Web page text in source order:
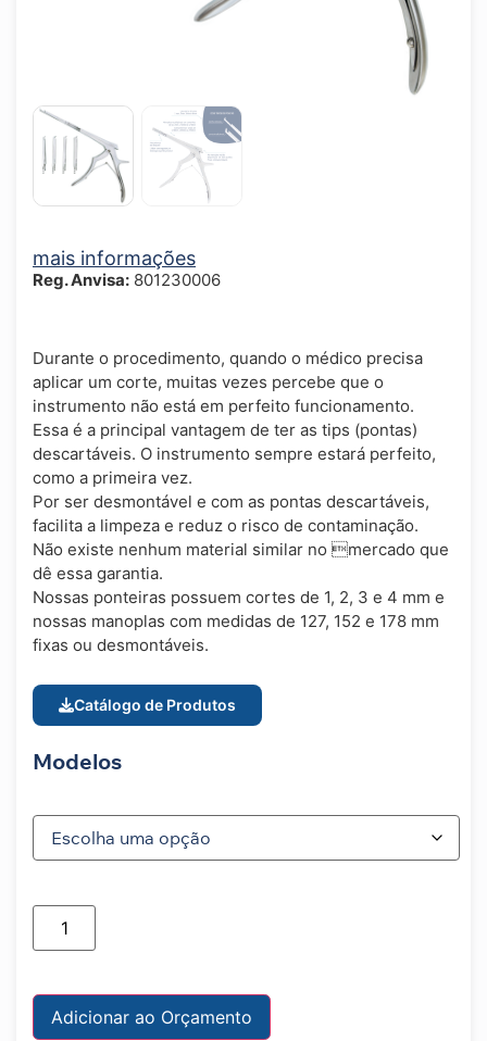
mais informações
Reg. Anvisa: 801230006
Durante o procedimento, quando o médico precisa
aplicar um corte, muitas vezes percebe que o
instrumento não está em perfeito funcionamento.
Essa é a principal vantagem de ter as tips (pontas)
descartáveis. O instrumento sempre estará perfeito,
como a primeira vez.
Por ser desmontável e com as pontas descartáveis,
facilita a limpeza e reduz o risco de contaminação.
Não existe nenhum material similar no mercado que
dê essa garantia.
Nossas ponteiras possuem cortes de 1, 2, 3 e 4 mm e
nossas manoplas com medidas de 127, 152 e 178 mm
fixas ou desmontáveis.
Catálogo de Produtos
Modelos
Adicionar ao Orçamento